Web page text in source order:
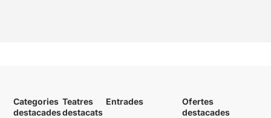
Categories
destacades
Teatres
destacats
Entrades
Ofertes
destacades